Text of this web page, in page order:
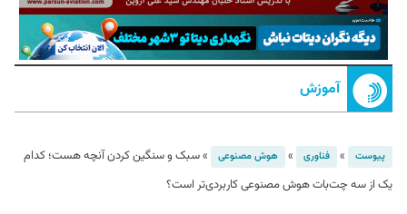
آموزش
پیوست » فناوری » هوش مصنوعی »سبک و سنگین کردن آنچه هست؛ کدام
یک از سه چت‌بات هوش مصنوعی کاربردی‌تر است؟